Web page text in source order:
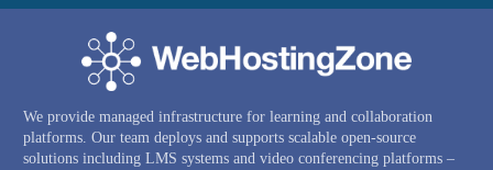
We provide managed infrastructure for learning and collaboration
platforms. Our team deploys and supports scalable open-source
solutions including LMS systems and video conferencing platforms –